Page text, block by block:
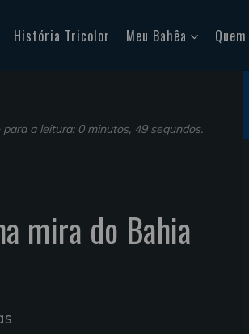
História Tricolor Meu Bahêa
para a leitura: 0 minutos, 49 segundos.
mira do Bahia